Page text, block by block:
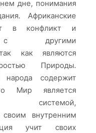
дне, понимания
Африканские
в конфликт и
с другими
как являются
Природы.
народа содержит
Мир является
системой,
внутренним
учит своих